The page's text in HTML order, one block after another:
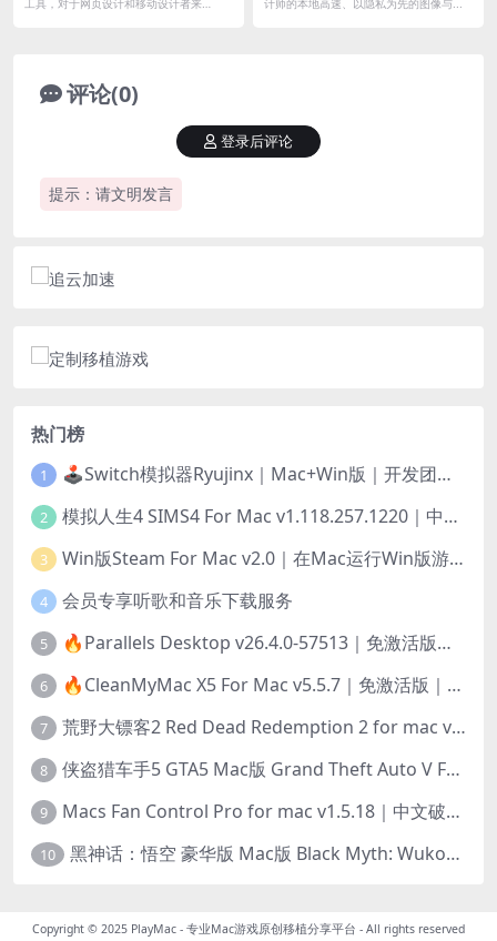
工具，对于网页设计和移动设计者来
计师的本地高速、以隐私为先的图像与...
评论(0)
提示：请文明发言
登录后评论
热门榜
1 🕹️Switch模拟器Ryujinx｜Mac+Win版｜开发团队已解散此乃最后的绝唱版本
2 模拟人生4 SIMS4 For Mac v1.118.257.1220｜中文原生版｜无限金币｜全100DLC
3 Win版Steam For Mac v2.0｜在Mac运行Win版游戏！｜升级GPTK4.0支持！
4 会员专享听歌和音乐下载服务
5 🔥Parallels Desktop v26.4.0-57513｜免激活版｜在Mac上安装Windows/Linux等系统[赠Windows激活]
6 🔥CleanMyMac X5 For Mac v5.5.7｜免激活版｜macOS系统优化/清理神器
7 荒野大镖客2 Red Dead Redemption 2 for mac v1436.28｜中文移植版｜最好玩的开放世界游戏
8 侠盗猎车手5 GTA5 Mac版 Grand Theft Auto V For Mac｜中文破解版
9 Macs Fan Control Pro for mac v1.5.18｜中文破解版｜风扇监控与控制工具
10 黑神话：悟空 豪华版 Mac版 Black Myth: Wukong For Mac v1.0.21.23831｜国语中文移植版｜仅限终身VIP交流学习｜含Mac+Win版
Copyright © 2025 PlayMac - 专业Mac游戏原创移植分享平台 - All rights reserved